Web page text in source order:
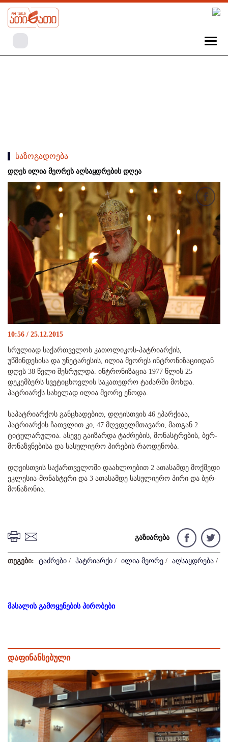
საზოგადოება
დღეს ილია მეორეს აღსაყდრების დღეა
10:56 / 25.12.2015
სრულიად საქართველოს კათოლიკოს-პატრიარქის,
უწმინდესისა და უნეტარესის, ილია მეორეს ინტრონიზაციიდან
დღეს 38 წელი შესრულდა. ინტრონიზაცია 1977 წლის 25
დეკემბერს სვეტიცხოვლის საკათედრო ტაძარში მოხდა.
პატრიარქს სახელად ილია მეორე ეწოდა.
საპატრიარქოს განცხადებით, დღეისთვის 46 ეპარქიაა,
პატრიარქის ჩათვლით კი, 47 მღვდელმთავარი, მათგან 2
ტიტულარულია. ასევე გაიზარდა ტაძრების, მონასტრების, ბერ-
მონაზვნებისა და სასულიერო პირების რაოდენობა.
დღეისთვის საქართველოში დაახლოებით 2 ათასამდე მოქმედი
ეკლესია-მონასტერი და 3 ათასამდე სასულიერო პირი და ბერ-
მონაზონია.
გაზიარება
თეგები: ტაძრები / პატრიარქი / ილია მეორე / აღსაყდრება /
მასალის გამოყენების პირობები
დაფინანსებული